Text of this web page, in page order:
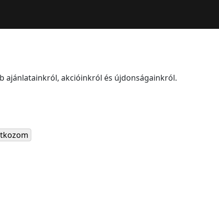
ajánlatainkról, akcióinkról és újdonságainkról.